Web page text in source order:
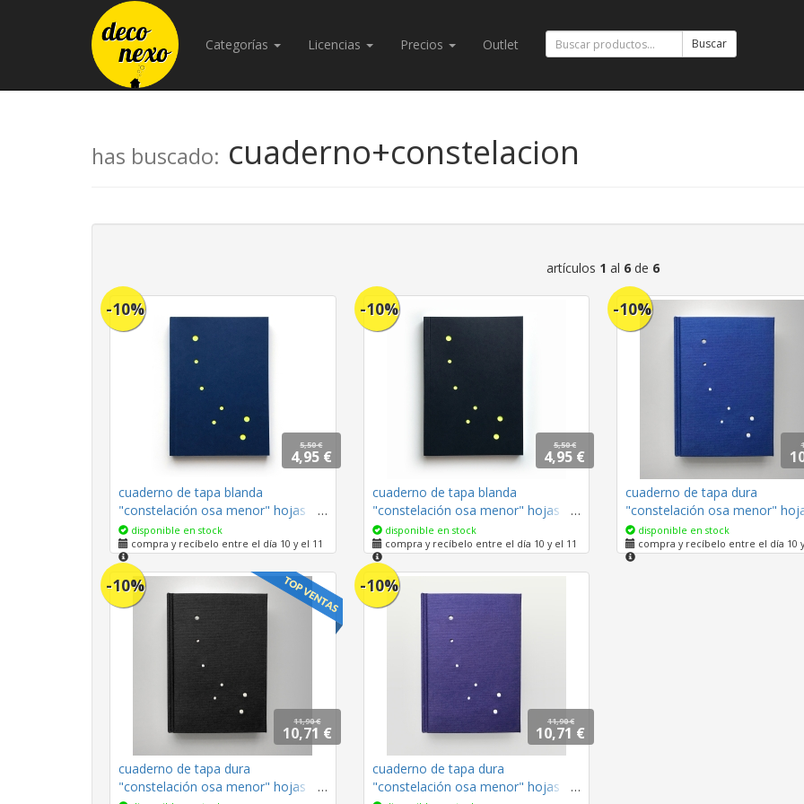
Categorías Licencias Precios Outlet Buscar
has buscado: cuaderno+constelacion
artículos 1 al 6 de 6
-10%
5,50 €
4,95 €
cuaderno de tapa blanda
"constelación osa menor" hojas en
blanco / azul oscuro / 10 x 14 cm
disponible en stock
compra y recíbelo entre el día 10 y el 11
-10%
5,50 €
4,95 €
cuaderno de tapa blanda
"constelación osa menor" hojas en
blanco / negro / 10 x 14 cm
disponible en stock
compra y recíbelo entre el día 10 y el 11
-10%
cuaderno de tapa dura
"constelación osa menor"
blanco / azul oscuro / 11 x 15
disponible en stock
compra y recíbelo entre el día 10
-10%
11,90 €
10,71 €
cuaderno de tapa dura
"constelación osa menor" hojas en
-10%
11,90 €
10,71 €
cuaderno de tapa dura
"constelación osa menor" hojas en